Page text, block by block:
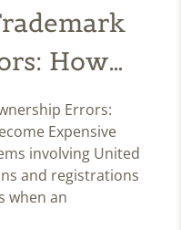
How
Errors:
Expensive
involving United
and registrations
when an